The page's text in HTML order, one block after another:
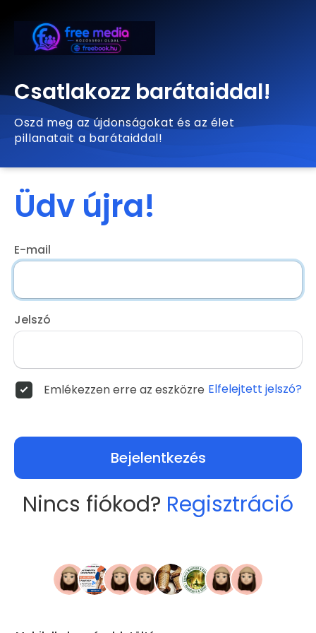
Csatlakozz barátaiddal!
Oszd meg az újdonságokat és az élet
pillanatait a barátaiddal!
Üdv újra!
E-mail
Jelszó
Emlékezzen erre az eszközre Elfelejtett jelszó?
Bejelentkezés
Nincs fiókod? Regisztráció